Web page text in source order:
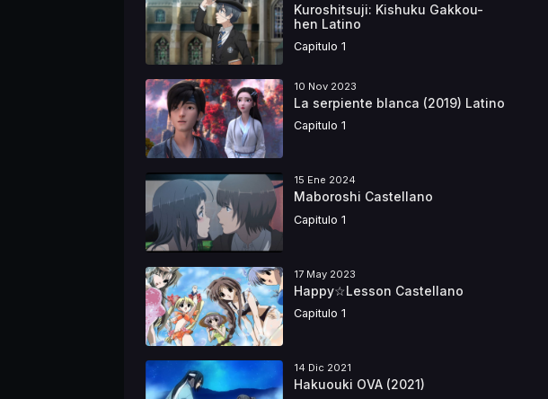
Kuroshitsuji: Kishuku Gakkou-
hen Latino
Capitulo 1
10 Nov 2023
La serpiente blanca (2019) Latino
Capitulo 1
15 Ene 2024
Maboroshi Castellano
Capitulo 1
17 May 2023
Happy☆Lesson Castellano
Capitulo 1
14 Dic 2021
Hakuouki OVA (2021)